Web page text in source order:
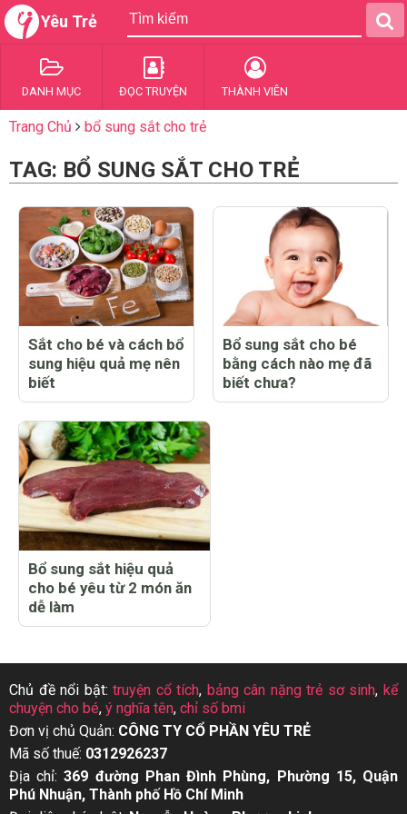
Yêu Trẻ
DANH MỤC ĐỌC TRUYỆN THÀNH VIÊN
Trang Chủ bổ sung sắt cho trẻ
TAG: BỔ SUNG SẮT CHO TRẺ
Sắt cho bé và cách bổ
sung hiệu quả mẹ nên
biết
Bổ sung sắt cho bé
bằng cách nào mẹ đã
biết chưa?
Bổ sung sắt hiệu quả
cho bé yêu từ 2 món ăn
dễ làm
Chủ đề nổi bật:truyện cổ tích, bảng cân nặng trẻ sơ sinh, kể
chuyện cho bé, ý nghĩa tên, chỉ số bmi
Đơn vị chủ Quản: CÔNG TY CỔ PHẦN YÊU TRẺ
Mã số thuế: 0312926237
Địa chỉ:369 đường Phan Đình Phùng, Phường 15, Quận
Phú Nhuận, Thành phố Hồ Chí Minh